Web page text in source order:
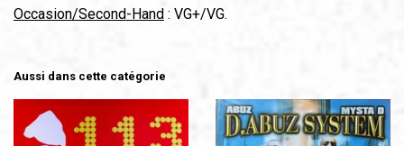
Occasion/Second-Hand : VG+/VG.
Aussi dans cette catégorie